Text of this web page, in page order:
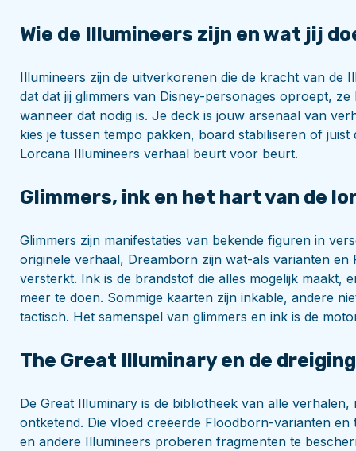
Wie de Illumineers zijn en wat jij
Illumineers zijn de uitverkorenen die de kracht van de
dat dat jij glimmers van Disney-personages oproept,
wanneer dat nodig is. Je deck is jouw arsenaal van
kies je tussen tempo pakken, board stabiliseren of
Lorcana Illumineers verhaal beurt voor beurt.
Glimmers, ink en het hart van de
Glimmers zijn manifestaties van bekende figuren in
originele verhaal, Dreamborn zijn wat-als varianten
versterkt. Ink is de brandstof die alles mogelijk maakt,
meer te doen. Sommige kaarten zijn inkable, andere
tactisch. Het samenspel van glimmers en ink is de
The Great Illuminary en de
De Great Illuminary is de bibliotheek van alle
ontketend. Die vloed creëerde Floodborn-varianten
en andere Illumineers proberen fragmenten te